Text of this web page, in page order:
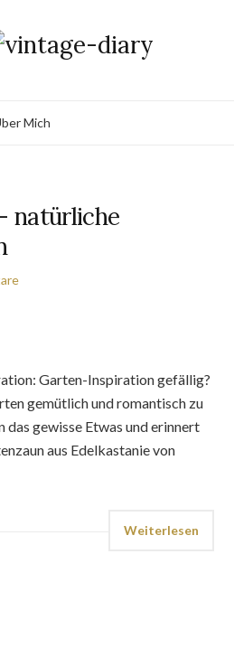
Mich
natürliche
Garten-Inspiration gefällig?
gemütlich und romantisch zu
gewisse Etwas und erinnert
aus Edelkastanie von
Weiterlesen